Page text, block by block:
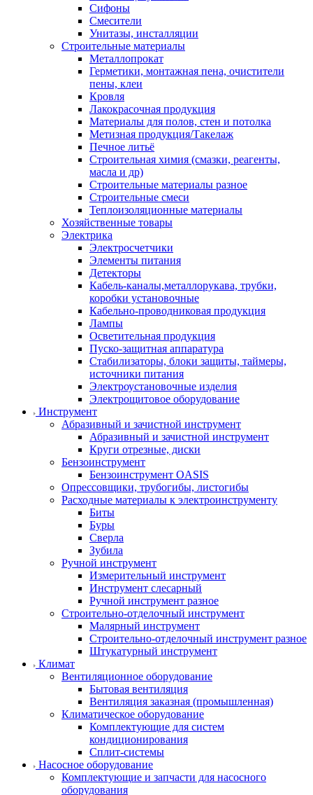
Сифоны
Смесители
Унитазы, инсталляции
Строительные материалы
Металлопрокат
Герметики, монтажная пена, очистители
пены, клеи
Кровля
Лакокрасочная продукция
Материалы для полов, стен и потолка
Метизная продукция/Такелаж
Печное литьё
Строительная химия (смазки, реагенты,
масла и др)
Строительные материалы разное
Строительные смеси
Теплоизоляционные материалы
Хозяйственные товары
Электрика
Электросчетчики
Элементы питания
Детекторы
Кабель-каналы,металлорукава, трубки,
коробки установочные
Кабельно-проводниковая продукция
Лампы
Осветительная продукция
Пуско-защитная аппаратура
Стабилизаторы, блоки защиты, таймеры,
источники питания
Электроустановочные изделия
Электрощитовое оборудование
Инструмент
Абразивный и зачистной инструмент
Абразивный и зачистной инструмент
Круги отрезные, диски
Бензоинструмент
Бензоинструмент OASIS
Опрессовщики, трубогибы, листогибы
Расходные материалы к электроинструменту
Биты
Буры
Сверла
Зубила
Ручной инструмент
Измерительный инструмент
Инструмент слесарный
Ручной инструмент разное
Строительно-отделочный инструмент
Малярный инструмент
Строительно-отделочный инструмент разное
Штукатурный инструмент
Климат
Вентиляционное оборудование
Бытовая вентиляция
Вентиляция заказная (промышленная)
Климатическое оборудование
Комплектующие для систем
кондиционирования
Сплит-системы
Насосное оборудование
Комплектующие и запчасти для насосного
оборудования